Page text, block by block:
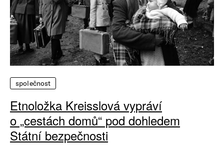
společnost
Etnoložka Kreisslová vypráví
o „cestách domů“ pod dohledem
Státní bezpečnosti